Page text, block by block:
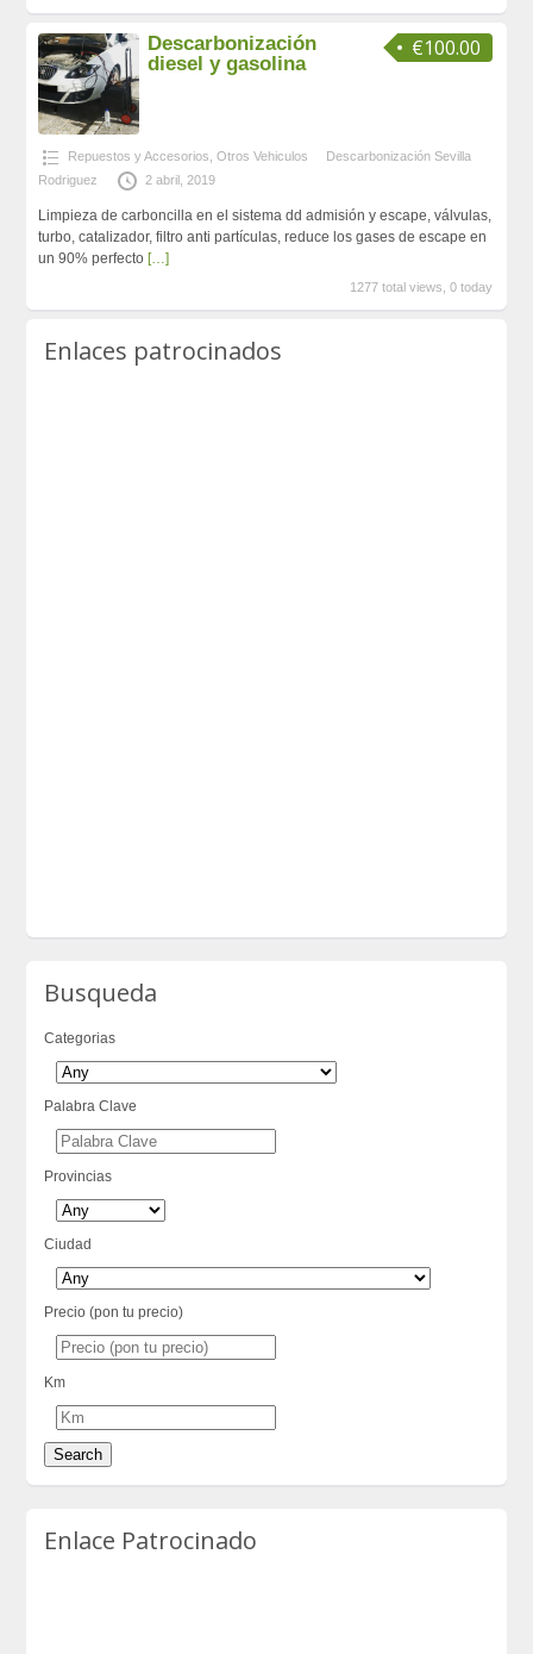
€100.00
Descarbonización
diesel y gasolina
Repuestos y Accesorios Otros Vehiculos
Descarbonización Sevilla
Rodriguez
2 abril, 2019
Limpieza de carboncilla en el sistema dd admisión y escape, válvulas,
turbo, catalizador, filtro anti partículas, reduce los gases de escape en
un 90% perfecto […]
1277 total views, 0 today
Enlaces patrocinados
Busqueda
Categorias
Palabra Clave
Provincias
Ciudad
Precio (pon tu precio)
Km
Enlace Patrocinado